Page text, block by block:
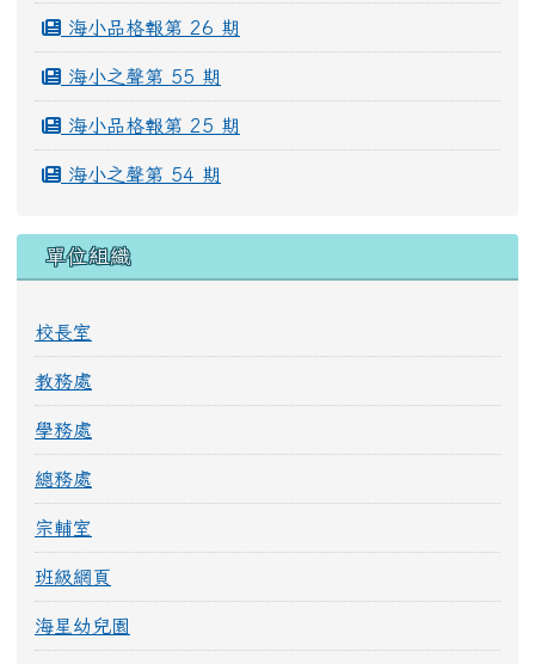
海小品格報第 26 期
海小之聲第 55 期
海小品格報第 25 期
海小之聲第 54 期
單位組織
校長室
教務處
學務處
總務處
宗輔室
班級網頁
海星幼兒園